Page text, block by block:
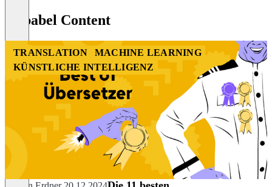
Unbabel Content
TRANSLATION
MACHINE LEARNING
KÜNSTLICHE INTELLIGENZ